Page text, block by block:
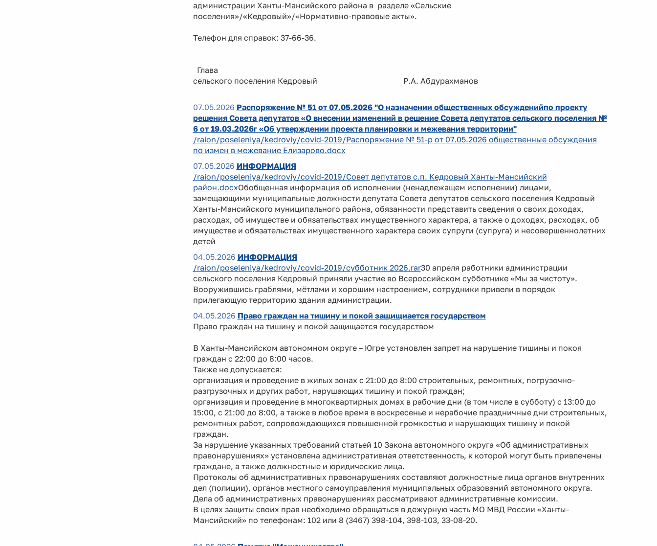
администрации Ханты-Мансийского района в разделе «Сельские
поселения»/«Кедровый»/«Нормативно-правовые акты».
Телефон для справок: 37-66-36.
Глава
сельского поселения Кедровый Р.А. Абдурахманов
07.05.2026 Распоряжение № 51 от 07.05.2026 "О назначении общественных обсужденийпо проекту
решения Совета депутатов «О внесении изменений в решение Совета депутатов сельского поселения №
6 от 19.03.2026г «Об утверждении проекта планировки и межевания территории"
/raion/poseleniya/kedroviy/covid-2019/Распоряжение № 51-р от 07.05.2026 общественные обсуждения
по измен в межевание Елизарово.docx
07.05.2026 ИНФОРМАЦИЯ
/raion/poseleniya/kedroviy/covid-2019/Совет депутатов с.п. Кедровый Ханты-Мансийский
район.docxОбобщенная информация об исполнении (ненадлежащем исполнении) лицами,
замещающими муниципальные должности депутата Совета депутатов сельского поселения Кедровый
Ханты-Мансийского муниципального района, обязанности представить сведения о своих доходах,
расходах, об имуществе и обязательствах имущественного характера, а также о доходах, расходах, об
имуществе и обязательствах имущественного характера своих супруги (супруга) и несовершеннолетних
детей
04.05.2026 ИНФОРМАЦИЯ
/raion/poseleniya/kedroviy/covid-2019/субботник 2026.rar30 апреля работники администрации
сельского поселения Кедровый приняли участие во Всероссийском субботнике «Мы за чистоту».
Вооружившись граблями, мётлами и хорошим настроением, сотрудники привели в порядок
прилегающую территорию здания администрации.
04.05.2026 Право граждан на тишину и покой защищиается государством
Право граждан на тишину и покой защищается государством
В Ханты-Мансийском автономном округе – Югре установлен запрет на нарушение тишины и покоя
граждан с 22:00 до 8:00 часов.
Также не допускается:
организация и проведение в жилых зонах с 21:00 до 8:00 строительных, ремонтных, погрузочно-
разгрузочных и других работ, нарушающих тишину и покой граждан;
организация и проведение в многоквартирных домах в рабочие дни (в том числе в субботу) с 13:00 до
15:00, с 21:00 до 8:00, а также в любое время в воскресенье и нерабочие праздничные дни строительных,
ремонтных работ, сопровождающихся повышенной громкостью и нарушающих тишину и покой
граждан.
За нарушение указанных требований статьей 10 Закона автономного округа «Об административных
правонарушениях» установлена административная ответственность, к которой могут быть привлечены
граждане, а также должностные и юридические лица.
Протоколы об административных правонарушениях составляют должностные лица органов внутренних
дел (полиции), органов местного самоуправления муниципальных образований автономного округа.
Дела об административных правонарушениях рассматривают административные комиссии.
В целях защиты своих прав необходимо обращаться в дежурную часть МО МВД России «Ханты-
Мансийский» по телефонам: 102 или 8 (3467) 398-104, 398-103, 33-08-20.